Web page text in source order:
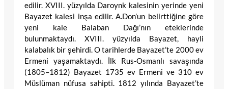
edilir. XVIII. yüzyılda Daroynk kalesinin yerinde yeni
Bayazet kalesi inşa edilir. A.Don’un belirttiğine göre
yeni kale Balaban Dağı’nın eteklerinde
bulunmaktaydı. XVIII. yüzyılda Bayazet, hayli
kalabalık bir şehirdi. O tarihlerde Bayazet’te 2000 ev
Ermeni yaşamaktaydı. İlk Rus-Osmanlı savaşında
(1805–1812) Bayazet 1735 ev Ermeni ve 310 ev
Müslüman nüfusa sahipti. 1812 yılında Bayazet’te